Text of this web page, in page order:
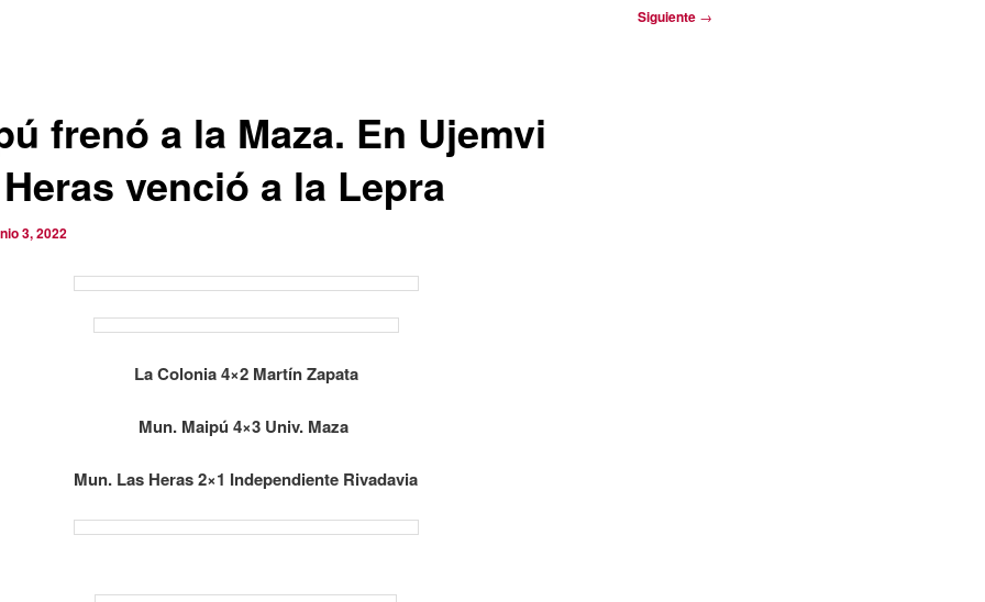
Siguiente →
frenó a la Maza. En Ujemvi
venció a la Lepra
3, 2022
La Colonia 4×2 Martín Zapata
Mun. Maipú 4×3 Univ. Maza
Mun. Las Heras 2×1 Independiente Rivadavia